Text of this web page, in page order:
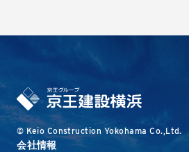
© Keio Construction Yokohama Co.,Ltd.
会社情報